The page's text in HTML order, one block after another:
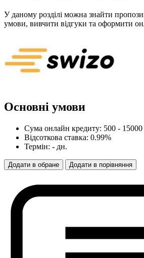
У даному розділі можна знайти
умови, вивчити відгуки та оформити
Основні умови
Сума онлайн кредиту: 500 - 15000
Відсоткова ставка: 0.99%
Термін: - дн.
Додати в обране Додати в порівняння